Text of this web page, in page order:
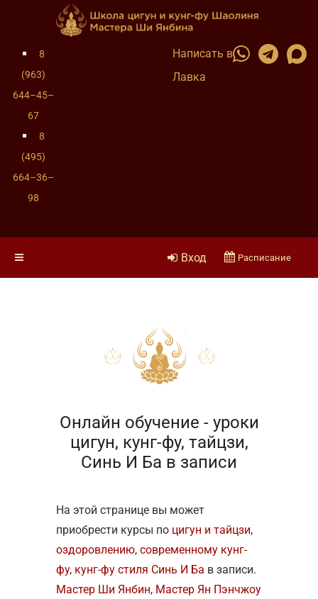
8
(963)
644–45–
67
8
(495)
664–36–
98
Написать в
Лавка
Вход Расписание
Онлайн обучение - уроки
цигун, кунг-фу, тайцзи,
Синь И Ба в записи
На этой странице вы может
приобрести курсы по цигун и тайцзи,
оздоровлению, современному кунг-
фу, кунг-фу стиля Синь И Ба в записи.
Мастер Ши Янбин, Мастер Ян Пэнчжоу